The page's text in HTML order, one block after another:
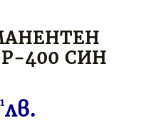
P-400 СИН
лв.